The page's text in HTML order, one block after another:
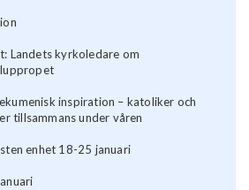
Landets kyrkoledare om
inspiration – katoliker och
tillsammans under våren
enhet 18-25 januari